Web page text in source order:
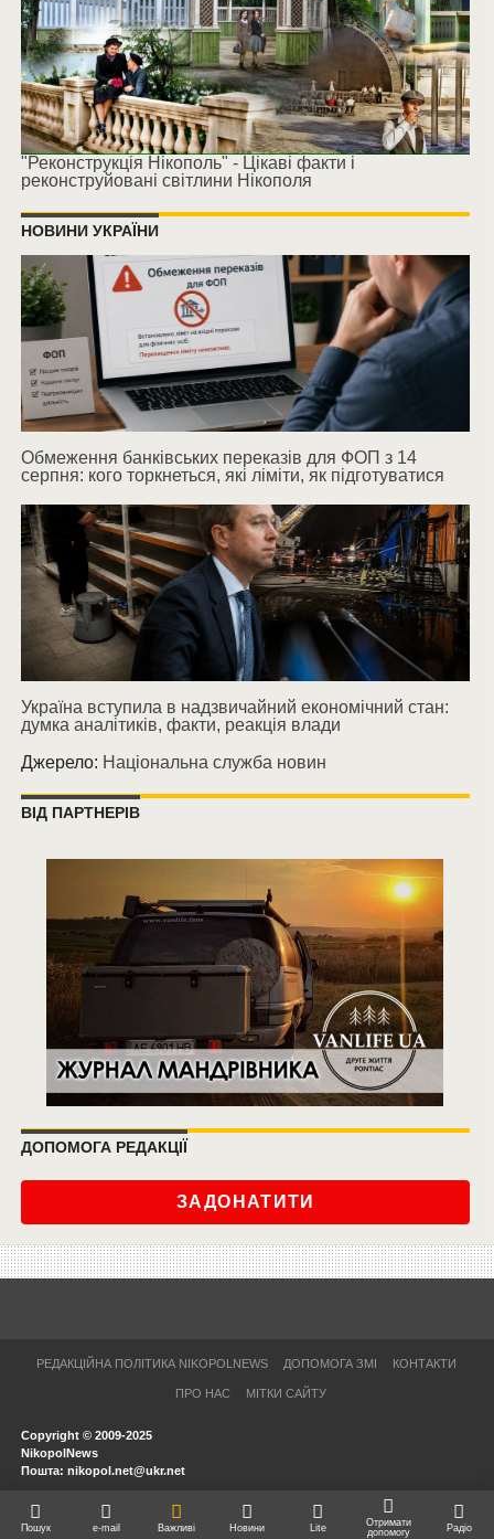
"Реконструкція Нікополь" - Цікаві факти і
реконструйовані світлини Нікополя
НОВИНИ УКРАЇНИ
Обмеження банківських переказів для ФОП з 14
серпня: кого торкнеться, які ліміти, як підготуватися
Україна вступила в надзвичайний економічний стан:
думка аналітиків, факти, реакція влади
Джерело: Національна служба новин
ВІД ПАРТНЕРІВ
ДОПОМОГА РЕДАКЦІЇ
ЗАДОНАТИТИ
РЕДАКЦІЙНА ПОЛІТИКА NIKOPOLNEWS ДОПОМОГА ЗМІ КОНТАКТИ
ПРО НАС МІТКИ САЙТУ
Copyright © 2009-2025
NikopolNews
Пошта: nikopol.net@ukr.net
Пошук e-mail Важливі Новини Lite
Отримати
допомогу
Радіо